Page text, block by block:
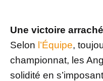
Une victoire
Selon l’Équipe,
championnat, les
solidité en